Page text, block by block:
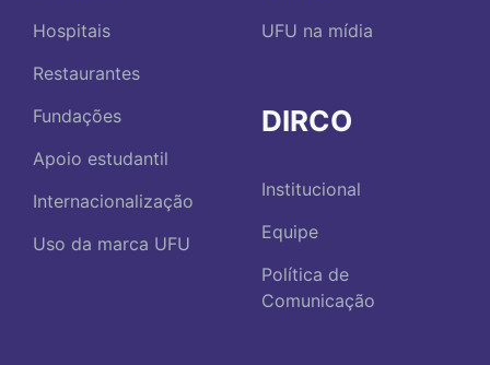
Hospitais
Restaurantes
Fundações
Apoio estudantil
Internacionalização
Uso da marca UFU
UFU na mídia
DIRCO
Institucional
Equipe
Política de
Comunicação